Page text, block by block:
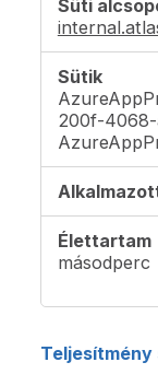
200f-4068-
másodperc
Teljesítmény